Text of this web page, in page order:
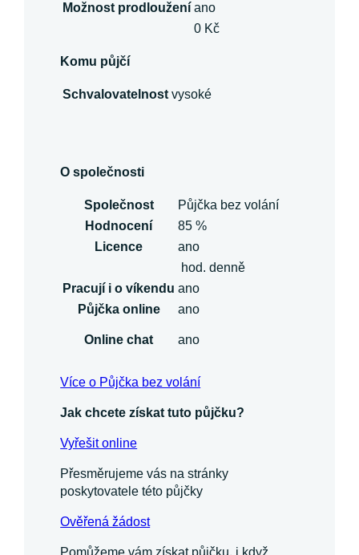
Možnost prodloužení ano
0 Kč
Komu půjčí
Schvalovatelnost vysoké
O společnosti
Společnost
Půjčka bez volání
Hodnocení
85 %
Licence
ano
hod. denně
Pracují i o víkendu ano
Půjčka online
ano
Online chat ano
Více o Půjčka bez volání
Jak chcete získat tuto půjčku?
Vyřešit online
Přesměrujeme vás na stránky
poskytovatele této půjčky
Ověřená žádost
Pomůžeme vám získat půjčku, i když